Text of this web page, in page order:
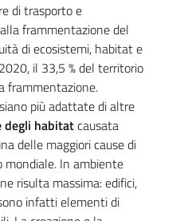
di trasporto e
frammentazione del
di ecosistemi, habitat e
il 33,5 % del territorio
frammentazione.
più adattate di altre
degli habitatcausata
delle maggiori cause di
mondiale. In ambiente
risulta massima: edifici,
infatti elementi di